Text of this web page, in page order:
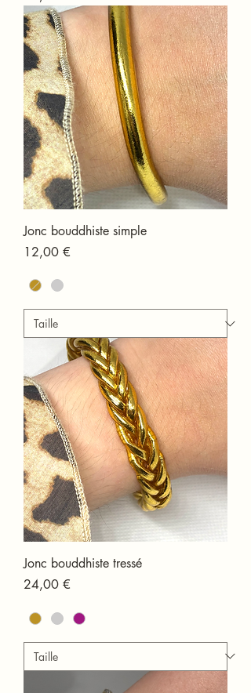
Jonc bouddhiste simple
Prix
12,00 €
Jonc bouddhiste tressé
Prix
24,00 €